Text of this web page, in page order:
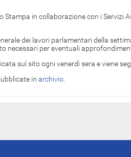
in collaborazione con i Servizi
dei lavori parlamentari della
necessari per eventuali
sul sito ogni venerdì sera e viene
in archivio